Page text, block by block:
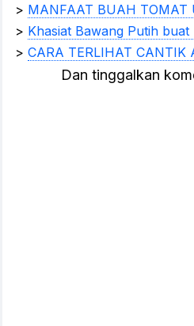
> MANFAAT BUAH
> Khasiat Bawang Putih
> CARA TERLIHAT CANTIK
Dan tinggalkan